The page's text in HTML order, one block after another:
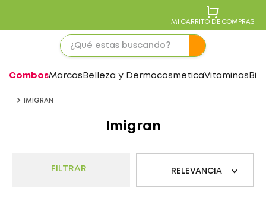
MI CARRITO DE COMPRAS
CombosMarcas Belleza y DermocosmeticaVitaminas
IMIGRAN
Imigran
FILTRAR RELEVANCIA